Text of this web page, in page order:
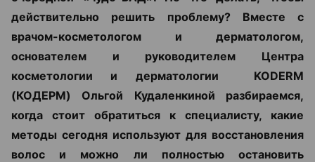
действительно решить проблему? Вместе с
врачом-косметологом и дерматологом,
основателем и руководителем Центра
косметологии и дерматологии KODERM
(КОДЕРМ) Ольгой Кудаленкиной разбираемся,
когда стоит обратиться к специалисту, какие
методы сегодня используют для восстановления
волос и можно ли полностью остановить